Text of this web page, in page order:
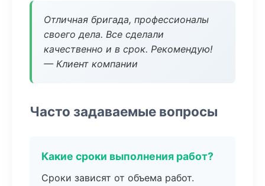
Отличная бригада, профессионалы
своего дела. Все сделали
качественно и в срок. Рекомендую!
— Клиент компании
Часто задаваемые вопросы
Какие сроки выполнения работ?
Сроки зависят от объема работ.